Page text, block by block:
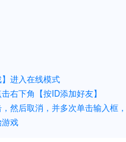
进入在线模式
右下角【按ID添加好友】
然后取消，并多次单击输入框
戏